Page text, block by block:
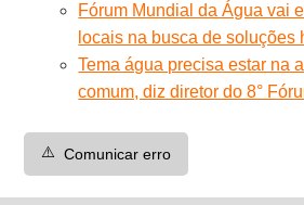
Fórum Mundial da Água vai
locais na busca de soluções
Tema água precisa estar na
comum, diz diretor do 8°
⚠️ Comunicar erro